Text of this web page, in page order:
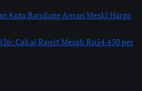
Kota Bandung Aman Meski Harga
Cabai Rawit Merah Rp54.450 per